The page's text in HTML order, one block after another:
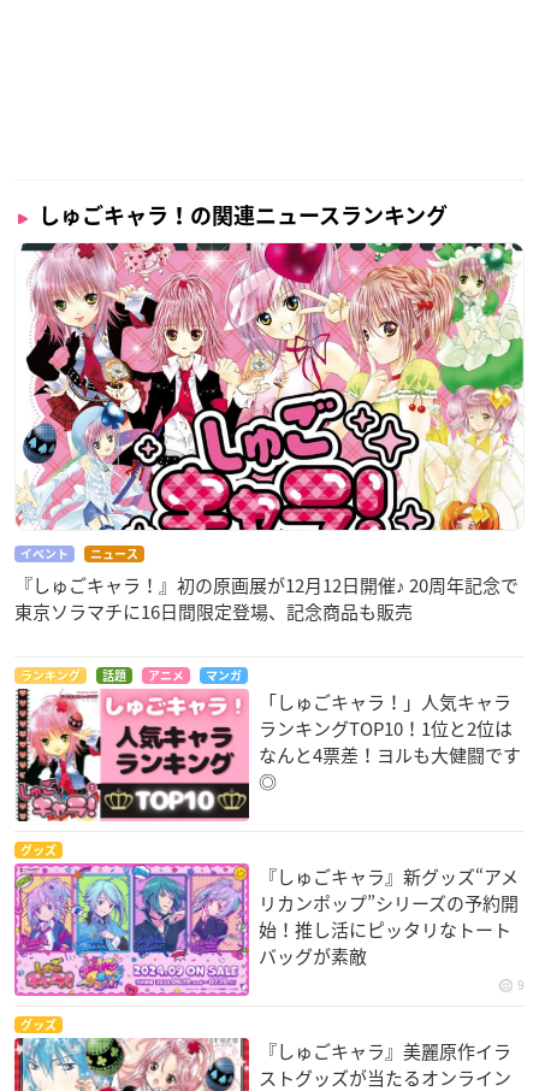
しゅごキャラ！の関連ニュースランキング
イベント ニュース
『しゅごキャラ！』初の原画展が12月12日開催♪ 20周年記念で
東京ソラマチに16日間限定登場、記念商品も販売
ランキング 話題 アニメ マンガ
「しゅごキャラ！」人気キャラ
ランキングTOP10！1位と2位は
なんと4票差！ヨルも大健闘です
◎
グッズ
『しゅごキャラ』新グッズ“アメ
リカンポップ”シリーズの予約開
始！推し活にピッタリなトート
バッグが素敵
9
グッズ
『しゅごキャラ』美麗原作イラ
ストグッズが当たるオンライン